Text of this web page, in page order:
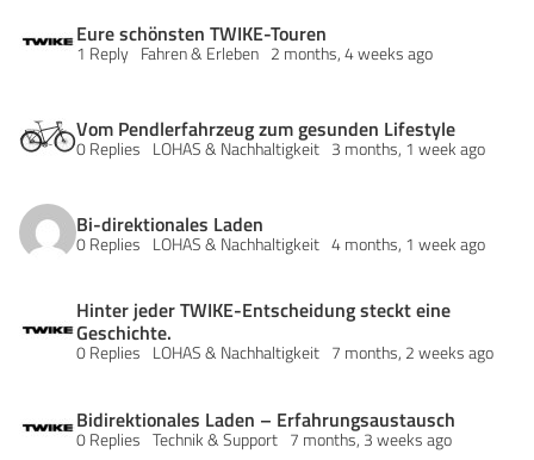
Eure schönsten TWIKE-Touren
1 Reply Fahren & Erleben 2 months, 4 weeks ago
Vom Pendlerfahrzeug zum gesunden Lifestyle
0 Replies LOHAS & Nachhaltigkeit 3 months, 1 week ago
Bi-direktionales Laden
0 Replies LOHAS & Nachhaltigkeit 4 months, 1 week ago
Hinter jeder TWIKE-Entscheidung steckt eine
Geschichte.
0 Replies LOHAS & Nachhaltigkeit 7 months, 2 weeks ago
Bidirektionales Laden – Erfahrungsaustausch
0 Replies Technik & Support 7 months, 3 weeks ago